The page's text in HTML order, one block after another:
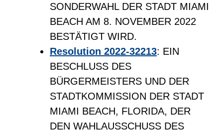
SONDERWAHL DER STADT MIAMI
BEACH AM 8. NOVEMBER 2022
BESTÄTIGT WIRD.
Resolution 2022-32213: EIN
BESCHLUSS DES
BÜRGERMEISTERS UND DER
STADTKOMMISSION DER STADT
MIAMI BEACH, FLORIDA, DER
DEN WAHLAUSSCHUSS DES